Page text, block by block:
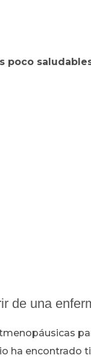
poco
de una
ha encontrado